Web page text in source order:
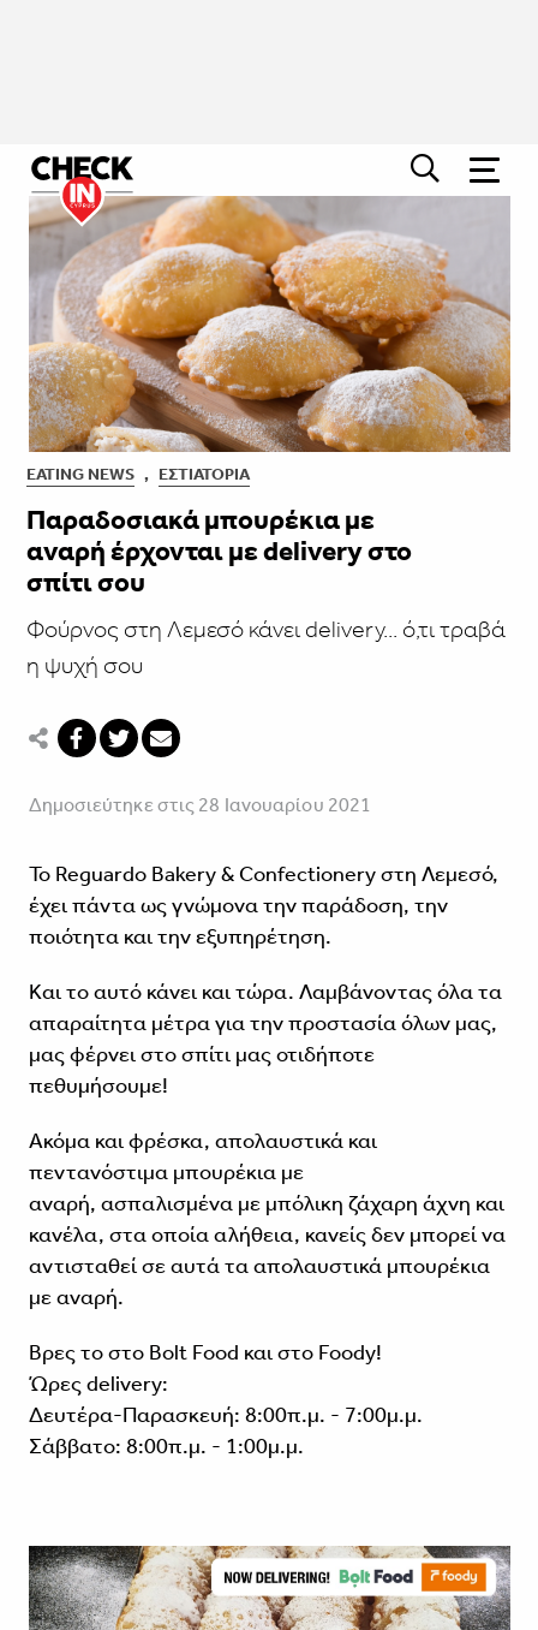
EATING NEWS , ΕΣΤΙΑΤΌΡΙΑ
Παραδοσιακά μπουρέκια με
αναρή έρχονται με delivery στο
σπίτι σου
Φούρνος στη Λεμεσό κάνει delivery... ό,τι τραβά
η ψυχή σου
Δημοσιεύτηκε στις 28 Ιανουαρίου 2021
Το Reguardo Bakery & Confectionery στη Λεμεσό,
έχει πάντα ως γνώμονα την παράδοση, την
ποιότητα και την εξυπηρέτηση.
Και το αυτό κάνει και τώρα. Λαμβάνοντας όλα τα
απαραίτητα μέτρα για την προστασία όλων μας,
μας φέρνει στο σπίτι μας οτιδήποτε
πεθυμήσουμε!
Ακόμα και φρέσκα, απολαυστικά και
πεντανόστιμα μπουρέκια με
αναρή, ασπαλισμένα με μπόλικη ζάχαρη άχνη και
κανέλα, στα οποία αλήθεια, κανείς δεν μπορεί να
αντισταθεί σε αυτά τα απολαυστικά μπουρέκια
με αναρή.
Βρες το στο Bolt Food και στο Foody!
Ώρες delivery:
Δευτέρα-Παρασκευή: 8:00π.μ. - 7:00μ.μ.
Σάββατο: 8:00π.μ. - 1:00μ.μ.